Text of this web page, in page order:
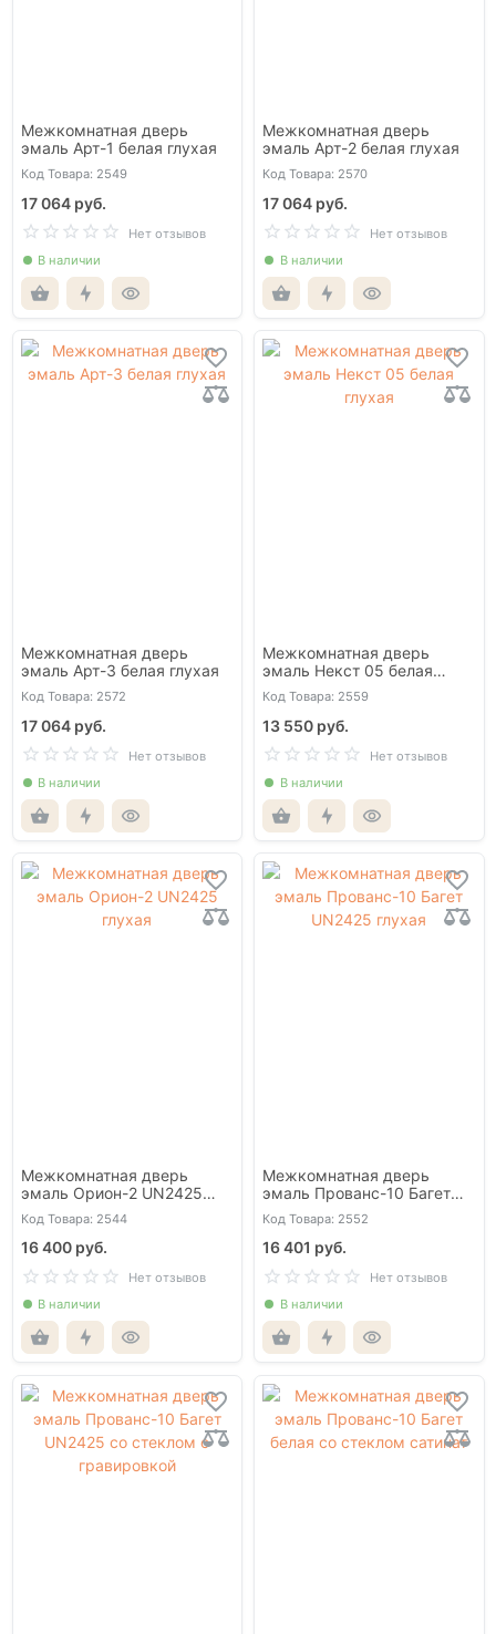
Межкомнатная дверь
эмаль Арт-1 белая глухая
Код Товара: 2549
17 064 руб.
Нет отзывов
В наличии
Межкомнатная дверь
эмаль Арт-2 белая глухая
Код Товара: 2570
17 064 руб.
Нет отзывов
В наличии
Межкомнатная дверь
эмаль Арт-3 белая глухая
Код Товара: 2572
17 064 руб.
Нет отзывов
В наличии
Межкомнатная дверь
эмаль Некст 05 белая
глухая
Код Товара: 2559
13 550 руб.
Нет отзывов
В наличии
Межкомнатная дверь
эмаль Орион-2 UN2425
глухая
Код Товара: 2544
16 400 руб.
Нет отзывов
В наличии
Межкомнатная дверь
эмаль Прованс-10 Багет
UN2425 глухая
Код Товара: 2552
16 401 руб.
Нет отзывов
В наличии